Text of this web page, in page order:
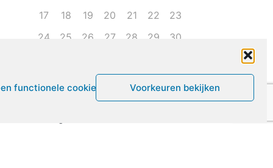
functionele cookies Voorkeuren bekijken
17
18 19 20 21 22
23
24
25 26 27 28 29
30
Leven met ME/CVS en POTS